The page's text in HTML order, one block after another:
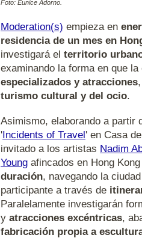
Foto: Eunice Adorno.
Moderation(s) empieza en
residencia de un mes en
investigará el territorio
examinando la forma en que
especializados y atracciones
turismo cultural y del ocio.
Asimismo, elaborando a partir
'Incidents of Travel' en Casa
invitado a los artistas Nadim
Young afincados en Hong
duración, navegando la
participante a través de
Paralelamente investigarán
y atracciones excéntricas,
fabricación propia a